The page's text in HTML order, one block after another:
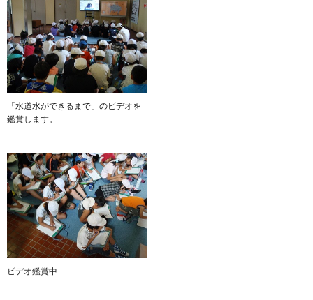
「水道水ができるまで」のビデオを
鑑賞します。
ビデオ鑑賞中